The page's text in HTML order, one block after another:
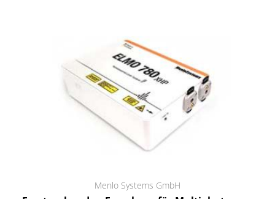
Menlo Systems GmbH